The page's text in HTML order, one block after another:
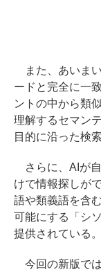
また、あいま
ードと完全に一
ントの中から類
理解するセマン
目的に沿った検
さらに、AIが
けで情報探しが
語や類義語を含
可能にする「シ
提供されている。
今回の新版で